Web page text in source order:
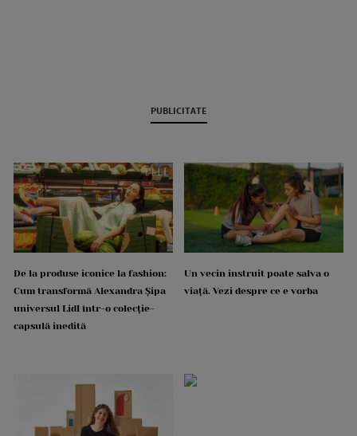
PUBLICITATE
De la produse iconice la fashion:
Cum transformă Alexandra Șipa
universul Lidl într-o colecție-
capsulă inedită
Un vecin instruit poate salva o
viață. Vezi despre ce e vorba